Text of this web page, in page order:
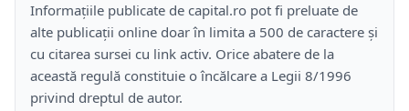
Informațiile publicate de capital.ro pot fi preluate de
alte publicații online doar în limita a 500 de caractere și
cu citarea sursei cu link activ. Orice abatere de la
această regulă constituie o încălcare a Legii 8/1996
privind dreptul de autor.